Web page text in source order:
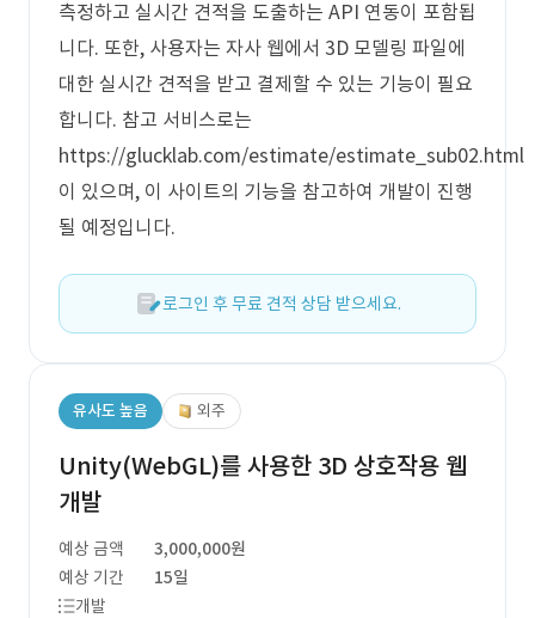
측정하고 실시간 견적을 도출하는 API 연동이 포함됩
니다. 또한, 사용자는 자사 웹에서 3D 모델링 파일에
대한 실시간 견적을 받고 결제할 수 있는 기능이 필요
합니다. 참고 서비스로는
https://glucklab.com/estimate/estimate_sub02.html
이 있으며, 이 사이트의 기능을 참고하여 개발이 진행
될 예정입니다.
로그인 후 무료 견적 상담 받으세요.
유사도 높음 외주
Unity(WebGL)를 사용한 3D 상호작용 웹
개발
예상 금액
3,000,000원
예상 기간
15일
개발